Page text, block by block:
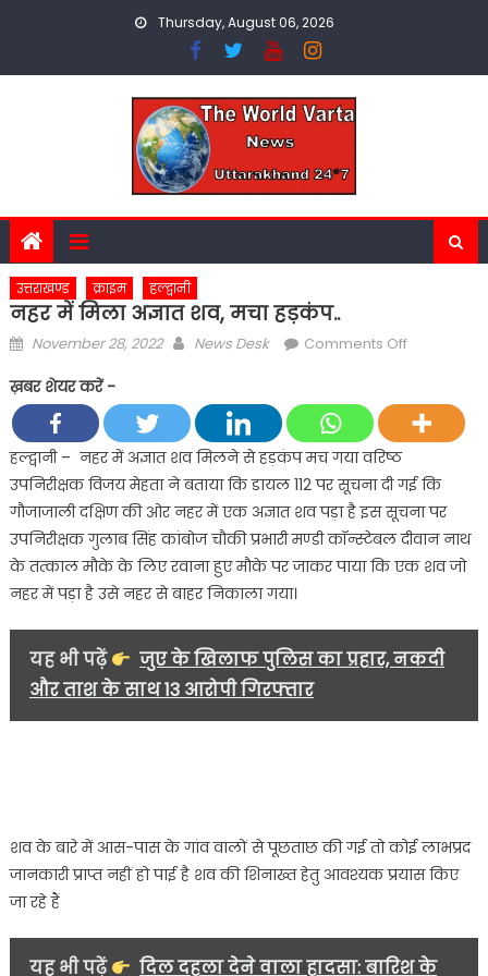
Thursday, August 06, 2026
उत्तराखण्ड क्राइम हल्द्वानी
नहर में मिला अज्ञात शव, मचा हड़कंप..
Posted
November 28, 2022 Author
News Desk Comments Offon
मिला
अज्ञात
मचा
हड़कंप..
ख़बर शेयर करें -
हल्द्वानी – नहर में अज्ञात शव मिलने से हड़कंप मच गया वरिष्ठ
उपनिरीक्षक विजय मेहता ने बताया कि डायल 112 पर सूचना दी गई कि
गौजाजाली दक्षिण की ओर नहर में एक अज्ञात शव पड़ा है इस सूचना पर
उपनिरीक्षक गुलाब सिंह कांबोज चौकी प्रभारी मण्डी कॉन्स्टेबल दीवान नाथ
के तत्काल मौके के लिए रवाना हुए मौके पर जाकर पाया कि एक शव जो
नहर में पड़ा है उसे नहर से बाहर निकाला गया।
यह भी पढ़ें
जुए के खिलाफ पुलिस का प्रहार, नकदी
और ताश के साथ 13 आरोपी गिरफ्तार
शव के बारे में आस-पास के गांव वालों से पूछताछ की गई तो कोई लाभप्रद
जानकारी प्राप्त नहीं हो पाई है शव की शिनाख्त हेतु आवश्यक प्रयास किए
जा रहे हैं
यह भी पढ़ें
दिल दहला देने वाला हादसा: बारिश के